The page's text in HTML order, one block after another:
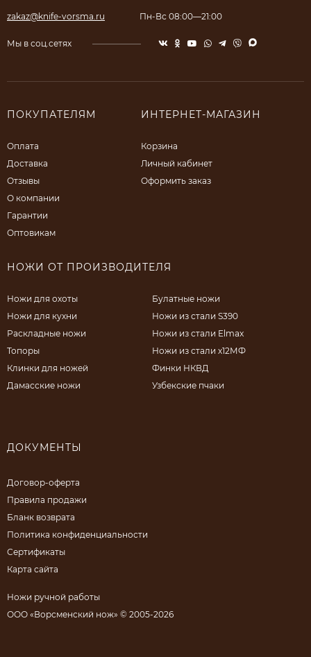
zakaz@knife-vorsma.ru Пн-Вс 08:00—21:00
Мы в соц.сетях
ПОКУПАТЕЛЯМ
Оплата
Доставка
Отзывы
О компании
Гарантии
Оптовикам
ИНТЕРНЕТ-МАГАЗИН
Корзина
Личный кабинет
Оформить заказ
НОЖИ ОТ ПРОИЗВОДИТЕЛЯ
Ножи для охоты
Ножи для кухни
Раскладные ножи
Топоры
Клинки для ножей
Дамасские ножи
Булатные ножи
Ножи из стали S390
Ножи из стали Elmax
Ножи из стали х12МФ
Финки НКВД
Узбекские пчаки
ДОКУМЕНТЫ
Договор-оферта
Правила продажи
Бланк возврата
Политика конфиденциальности
Сертификаты
Карта сайта
Ножи ручной работы
ООО «Ворсменский нож» © 2005-2026